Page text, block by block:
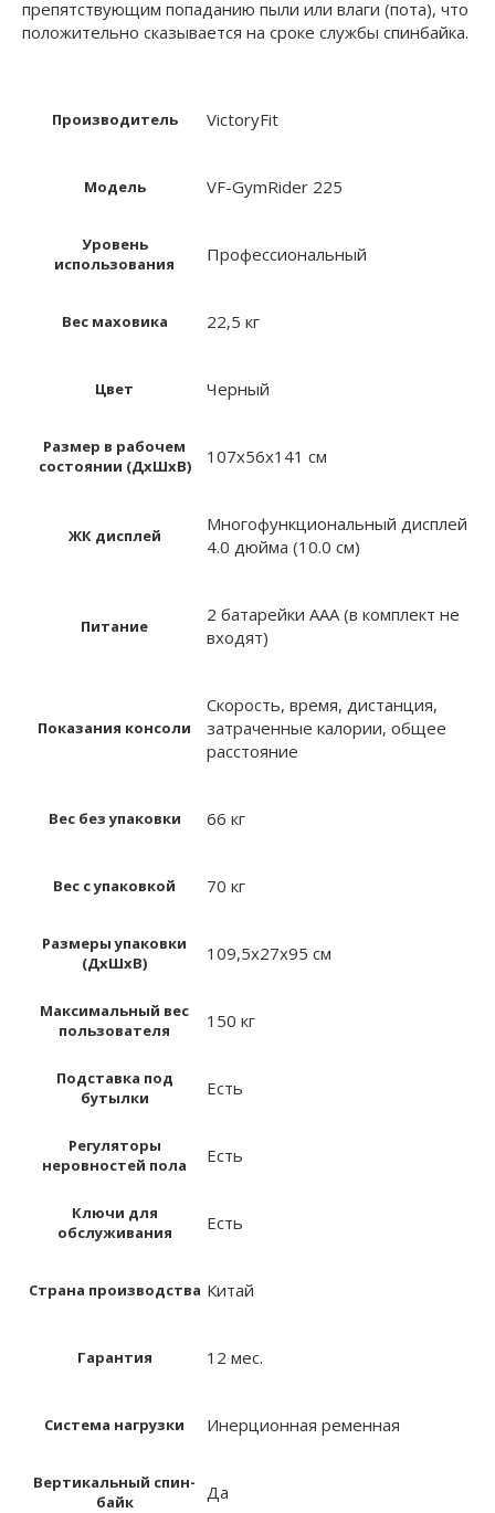
препятствующим попаданию пыли или влаги (пота), что
положительно сказывается на сроке службы спинбайка.
Производитель VictoryFit
Модель VF-GymRider 225
Уровень
использования
Профессиональный
Вес маховика 22,5 кг
Цвет Черный
Размер в рабочем
состоянии (ДxШxВ)
107х56х141 см
ЖК дисплей
Многофункциональный дисплей
4.0 дюйма (10.0 см)
Питание
2 батарейки ААА (в комплект не
входят)
Показания консоли
Скорость, время, дистанция,
затраченные калории, общее
расстояние
Вес без упаковки 66 кг
Вес с упаковкой 70 кг
Размеры упаковки
(ДxШxВ)
109,5х27х95 см
Максимальный вес
пользователя
150 кг
Подставка под
бутылки
Есть
Регуляторы
неровностей пола
Есть
Ключи для
обслуживания
Есть
Страна производства Китай
Гарантия 12 мес.
Система нагрузки Инерционная ременная
Вертикальный спин-
байк
Да